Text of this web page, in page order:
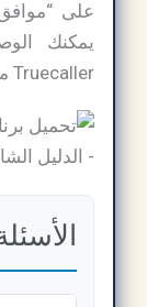
على
يمكنك
Truecaller مجانًا.